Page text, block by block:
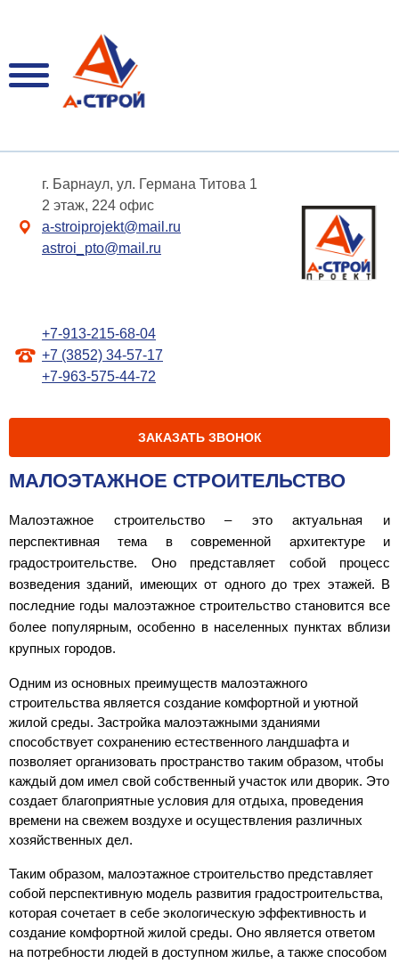
г. Барнаул, ул. Германа Титова 1
2 этаж, 224 офис
a-stroiprojekt@mail.ru
astroi_pto@mail.ru
+7-913-215-68-04
+7 (3852) 34-57-17
+7-963-575-44-72
ЗАКАЗАТЬ ЗВОНОК
МАЛОЭТАЖНОЕ СТРОИТЕЛЬСТВО
Малоэтажное строительство – это актуальная и
перспективная тема в современной архитектуре и
градостроительстве. Оно представляет собой процесс
возведения зданий, имеющих от одного до трех этажей. В
последние годы малоэтажное строительство становится все
более популярным, особенно в населенных пунктах вблизи
крупных городов.
Одним из основных преимуществ малоэтажного
строительства является создание комфортной и уютной
жилой среды. Застройка малоэтажными зданиями
способствует сохранению естественного ландшафта и
позволяет организовать пространство таким образом, чтобы
каждый дом имел свой собственный участок или дворик. Это
создает благоприятные условия для отдыха, проведения
времени на свежем воздухе и осуществления различных
хозяйственных дел.
Таким образом, малоэтажное строительство представляет
собой перспективную модель развития градостроительства,
которая сочетает в себе экологическую эффективность и
создание комфортной жилой среды. Оно является ответом
на потребности людей в доступном жилье, а также способом